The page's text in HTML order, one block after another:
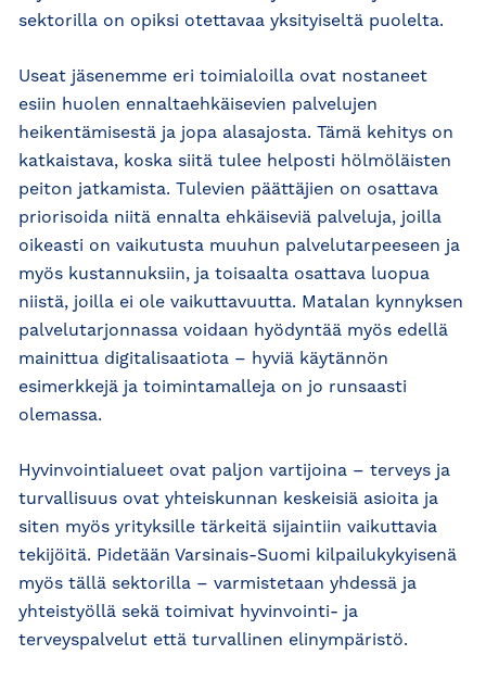
sektorilla on opiksi otettavaa yksityiseltä puolelta.
Useat jäsenemme eri toimialoilla ovat nostaneet
esiin huolen ennaltaehkäisevien palvelujen
heikentämisestä ja jopa alasajosta. Tämä kehitys on
katkaistava, koska siitä tulee helposti hölmöläisten
peiton jatkamista. Tulevien päättäjien on osattava
priorisoida niitä ennalta ehkäiseviä palveluja, joilla
oikeasti on vaikutusta muuhun palvelutarpeeseen ja
myös kustannuksiin, ja toisaalta osattava luopua
niistä, joilla ei ole vaikuttavuutta. Matalan kynnyksen
palvelutarjonnassa voidaan hyödyntää myös edellä
mainittua digitalisaatiota – hyviä käytännön
esimerkkejä ja toimintamalleja on jo runsaasti
olemassa.
Hyvinvointialueet ovat paljon vartijoina – terveys ja
turvallisuus ovat yhteiskunnan keskeisiä asioita ja
siten myös yrityksille tärkeitä sijaintiin vaikuttavia
tekijöitä. Pidetään Varsinais-Suomi kilpailukykyisenä
myös tällä sektorilla – varmistetaan yhdessä ja
yhteistyöllä sekä toimivat hyvinvointi- ja
terveyspalvelut että turvallinen elinympäristö.